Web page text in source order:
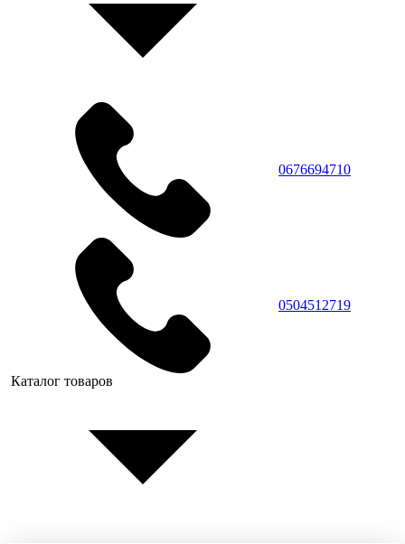
0676694710
0504512719
Каталог товаров